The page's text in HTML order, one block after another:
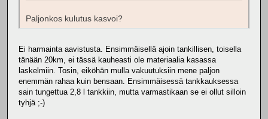
Paljonkos kulutus kasvoi?
Ei harmainta aavistusta. Ensimmäisellä ajoin tankillisen, toisella
tänään 20km, ei tässä kauheasti ole materiaalia kasassa
laskelmiin. Tosin, eiköhän mulla vakuutuksiin mene paljon
enemmän rahaa kuin bensaan. Ensimmäisessä tankkauksessa
sain tungettua 2,8 l tankkiin, mutta varmastikaan se ei ollut silloin
tyhjä ;-)